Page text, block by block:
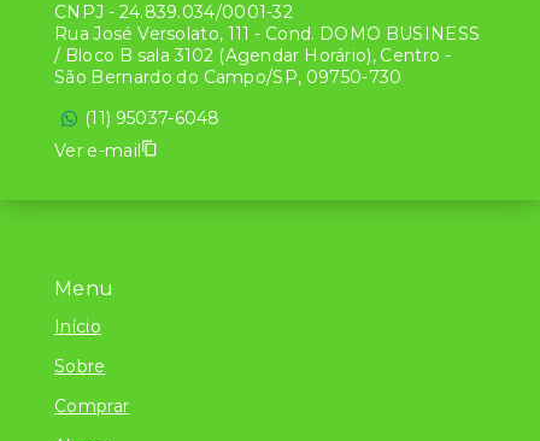
Menu
Início
Sobre
Comprar
CNPJ - 24.839.034/0001-32
Rua José Versolato, 111 - Cond. DOMO BUSINESS
/ Bloco B sala 3102 (Agendar Horário), Centro -
São Bernardo do Campo/SP, 09750-730
(11) 95037-6048
Ver e-mail